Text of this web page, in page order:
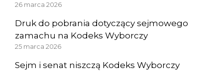
26 marca 2026
Druk do pobrania dotyczący sejmowego
zamachu na Kodeks Wyborczy
25 marca 2026
Sejm i senat niszczą Kodeks Wyborczy